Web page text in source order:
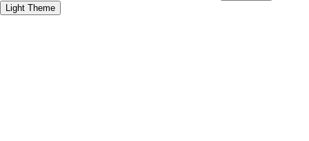
Light Theme